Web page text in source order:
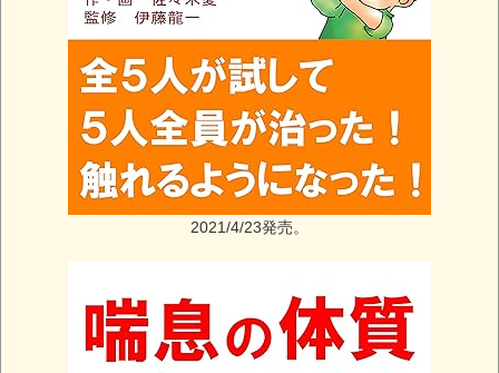
2021/4/23発売。